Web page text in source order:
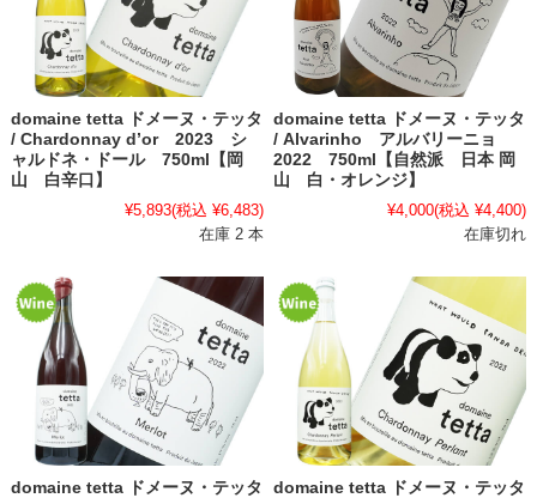
domaine tetta ドメーヌ・テッタ
/ Chardonnay d’or 2023 シ
ャルドネ・ドール 750ml【岡
山 白辛口】
¥5,893(税込 ¥6,483)
在庫 2 本
domaine tetta ドメーヌ・テッタ
/ Alvarinho アルバリーニョ
2022 750ml【自然派 日本 岡
山 白・オレンジ】
¥4,000(税込 ¥4,400)
在庫切れ
domaine tetta ドメーヌ・テッタ domaine tetta ドメーヌ・テッタ